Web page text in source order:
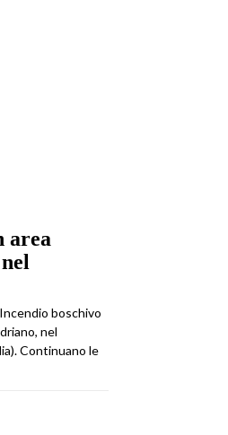
area
boschivo
nel
Continuano le